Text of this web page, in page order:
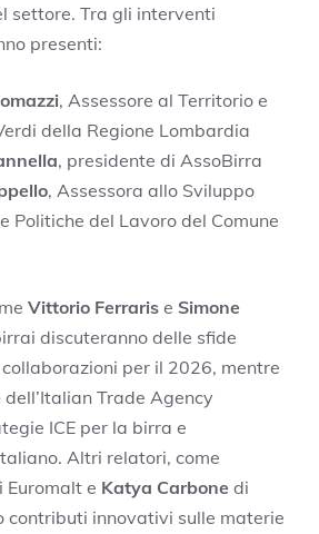
settore. Tra gli interventi
presenti:
, Assessore al Territorio e
della Regione Lombardia
, presidente di AssoBirra
, Assessora allo Sviluppo
Politiche del Lavoro del Comune
Vittorio Ferraris e Simone
discuteranno delle sfide
per il 2026, mentre
dell’Italian Trade Agency
ICE per la birra e
Altri relatori, come
Euromalt e Katya Carbone di
contributi innovativi sulle materie